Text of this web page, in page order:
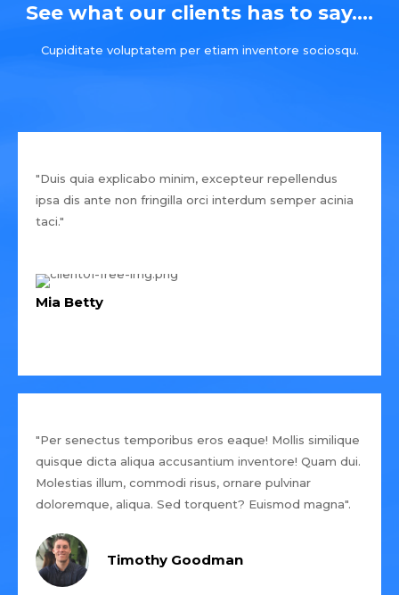
See what our clients has to say....
Cupiditate voluptatem per etiam inventore sociosqu.
"Duis quia explicabo minim, excepteur repellendus
ipsa dis ante non fringilla orci interdum semper acinia
taci."
Mia Betty
"Per senectus temporibus eros eaque! Mollis similique
quisque dicta aliqua accusantium inventore! Quam dui.
Molestias illum, commodi risus, ornare pulvinar
doloremque, aliqua. Sed torquent? Euismod magna".
Timothy Goodman